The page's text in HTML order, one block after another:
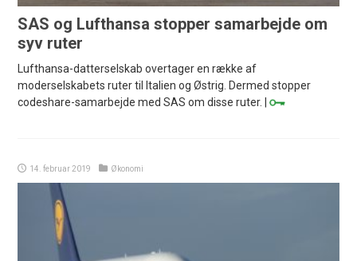
SAS og Lufthansa stopper samarbejde om
syv ruter
Lufthansa-datterselskab overtager en række af
moderselskabets ruter til Italien og Østrig. Dermed stopper
codeshare-samarbejde med SAS om disse ruter. |
14. februar 2019 Økonomi